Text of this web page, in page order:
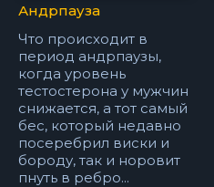
Андрпауза
Что происходит в
период андрпаузы,
когда уровень
тестостерона у мужчин
снижается, а тот самый
бес, который недавно
посеребрил виски и
бороду, так и норовит
пнуть в ребро...